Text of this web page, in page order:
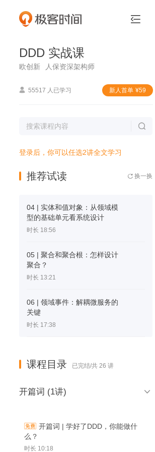

DDD 实战课
欧创新 人保资深架构师
 55517 人已学习 新⼈⾸单 ¥59

登录后，你可以任选2讲全文学习
推荐试读  换一换
04 | 实体和值对象：从领域模
型的基础单元看系统设计
时长 18:56
05 | 聚合和聚合根：怎样设计
聚合？
时长 13:21
06 | 领域事件：解耦微服务的
关键
时长 17:38
课程目录 已完结/共 26 讲
开篇词 (1讲) 
开篇词 | 学好了DDD，你能做什
么？
时长 10:18
 DDD 实战课